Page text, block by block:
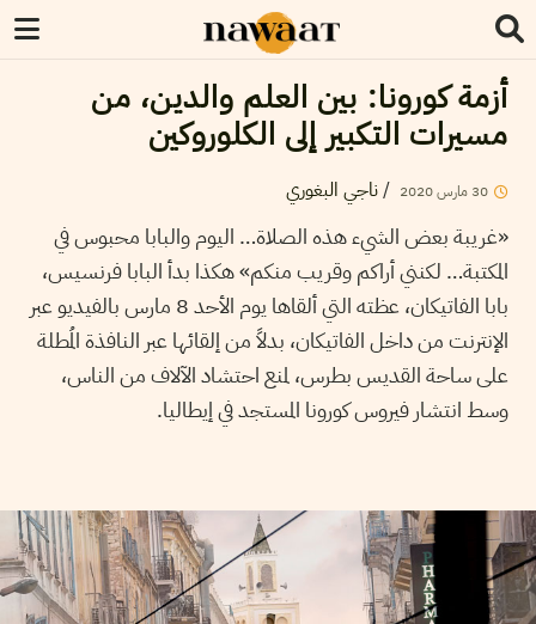
أزمة كورونا: بين العلم والدين، من
مسيرات التكبير إلى الكلوروكين
30 مارس2020
/ناجي البغوري
«غريبة بعض الشيء هذه الصلاة… اليوم والبابا محبوس في
المكتبة… لكنني أراكم وقريب منكم» هكذا بدأ البابا فرنسيس،
بابا الفاتيكان، عظته التي ألقاها يوم الأحد 8 مارس بالفيديو عبر
الإنترنت من داخل الفاتيكان، بدلاً من إلقائها عبر النافذة المُطلة
على ساحة القديس بطرس، لمنع احتشاد الآلاف من الناس،
وسط انتشار فيروس كورونا المستجد في إيطاليا.